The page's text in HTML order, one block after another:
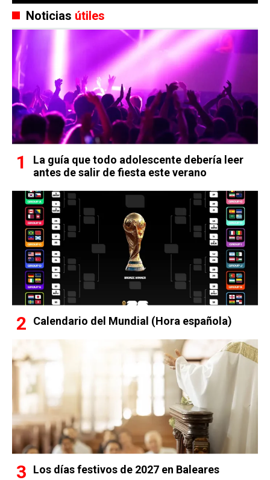
Noticias útiles
La guía que todo adolescente debería leer
antes de salir de fiesta este verano
Calendario del Mundial (Hora española)
Los días festivos de 2027 en Baleares